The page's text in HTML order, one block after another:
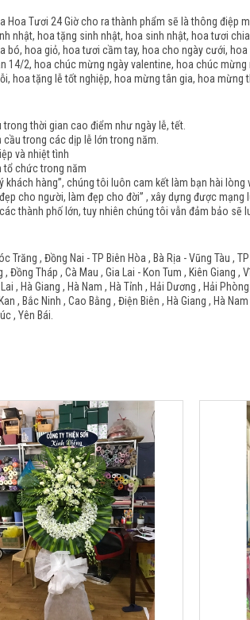
Tươi 24 Giờ cho ra thành phẩm sẽ là thông điệp
hoa tặng sinh nhật, hoa sinh nhật, hoa tươi
hoa giỏ, hoa tươi cầm tay, hoa cho ngày cưới,
2, hoa chúc mừng ngày valentine, hoa chúc
tặng lễ tốt nghiệp, hoa mừng tân gia, hoa mừng
thời gian cao điểm như ngày lễ, tết.
trong các dịp lễ lớn trong năm.
và nhiệt tình
chức trong năm
hàng”, chúng tôi luôn cam kết làm bạn hài
cho người, làm đẹp cho đời” , xây dựng được mạng
thành phố lớn, tuy nhiên chúng tôi vẫn đảm bảo sẽ
Trăng , Đồng Nai - TP Biên Hòa , Bà Rịa - Vũng Tàu ,
Tháp , Cà Mau , Gia Lai - Kon Tum , Kiên Giang ,
, Hà Giang , Hà Nam , Hà Tỉnh , Hải Dương , Hải
, Bắc Ninh , Cao Bằng , Điện Biên , Hà Giang , Hà
, Yên Bái.